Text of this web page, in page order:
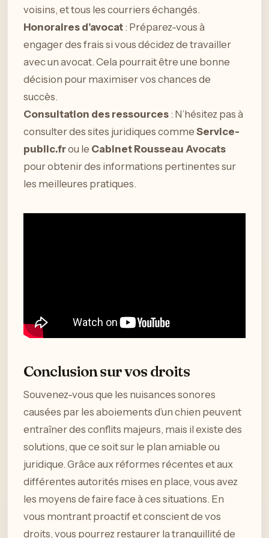
voisins, et tous les courriers échangés.
Honoraires d’avocat : Préparez-vous à
engager des frais si vous décidez de travailler
avec un avocat. Cela pourrait être une bonne
décision pour maximiser vos chances de
succès.
Consultation des ressources : N’hésitez pas à
consulter des sites juridiques comme Service-
public.frou le Cabinet Rousseau Avocats
pour obtenir des informations pertinentes sur
les meilleures pratiques.
Conclusion sur vos droits
Souvenez-vous que les nuisances sonores
causées par les aboiements d’un chien peuvent
entraîner des conflits majeurs, mais il existe des
solutions, que ce soit sur le plan amiable ou
juridique. Grâce aux réformes récentes et aux
différentes autorités mises en place, vous avez
les moyens de faire face à ces situations. En
vous montrant proactif et conscient de vos
droits, vous pourrez restaurer la tranquillité de